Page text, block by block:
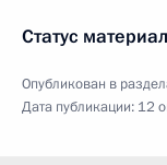
Статус
Опубликован в
Дата публикации: 12